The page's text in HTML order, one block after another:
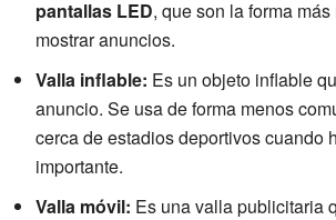
pantallas LED, que son la forma
mostrar anuncios.
Valla inflable: Es un objeto inflable
anuncio. Se usa de forma menos
cerca de estadios deportivos cuando
importante.
Valla móvil: Es una valla publicitaria